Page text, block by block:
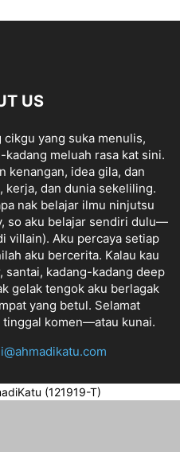
US
cikgu yang suka menulis,
meluah rasa kat sini.
kenangan, idea gila, dan
kerja, dan dunia sekeliling.
nak belajar ilmu ninjutsu
so aku belajar sendiri dulu—
villain). Aku percaya setiap
aku bercerita. Kalau kau
santai, kadang-kadang deep
gelak tengok aku berlagak
yang betul. Selamat
tinggal komen—atau kunai.
(121919-T)